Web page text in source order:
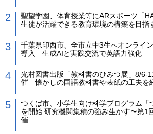
聖望学園、体育授業等にARスポーツ「
生徒が活躍できる教育環境の構築を目指
千葉県印西市、全市立中3生へオンライ
導入 生成AIと実践交流で英語力強化
光村図書出版「教科書のひみつ展」8/6-
催 懐かしの国語教科書や表紙の工夫を
つくば市、小学生向け科学プログラム「
を開始 研究機関集積の強み生かす〜第1
催